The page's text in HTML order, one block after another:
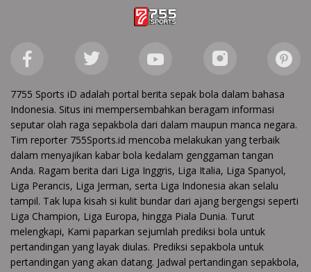
7755 Sports iD adalah portal berita sepak bola dalam bahasa
Indonesia. Situs ini mempersembahkan beragam informasi
seputar olah raga sepakbola dari dalam maupun manca negara.
Tim reporter 755Sports.id mencoba melakukan yang terbaik
dalam menyajikan kabar bola kedalam genggaman tangan
Anda. Ragam berita dari Liga Inggris, Liga Italia, Liga Spanyol,
Liga Perancis, Liga Jerman, serta Liga Indonesia akan selalu
tampil. Tak lupa kisah si kulit bundar dari ajang bergengsi seperti
Liga Champion, Liga Europa, hingga Piala Dunia. Turut
melengkapi, Kami paparkan sejumlah prediksi bola untuk
pertandingan yang layak diulas. Prediksi sepakbola untuk
pertandingan yang akan datang. Jadwal pertandingan sepakbola,